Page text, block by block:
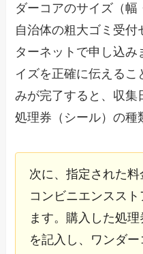
ダーコアのサイズ（幅
自治体の粗大ゴミ受
ターネットで申し込
イズを正確に伝える
みが完了すると、収集
処理券（シール）の種
次に、指定された
コンビニエンスス
ます。購入した処
を記入し、ワンダ